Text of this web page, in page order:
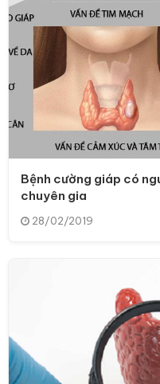
Bệnh cường giáp có
chuyên gia
28/02/2019